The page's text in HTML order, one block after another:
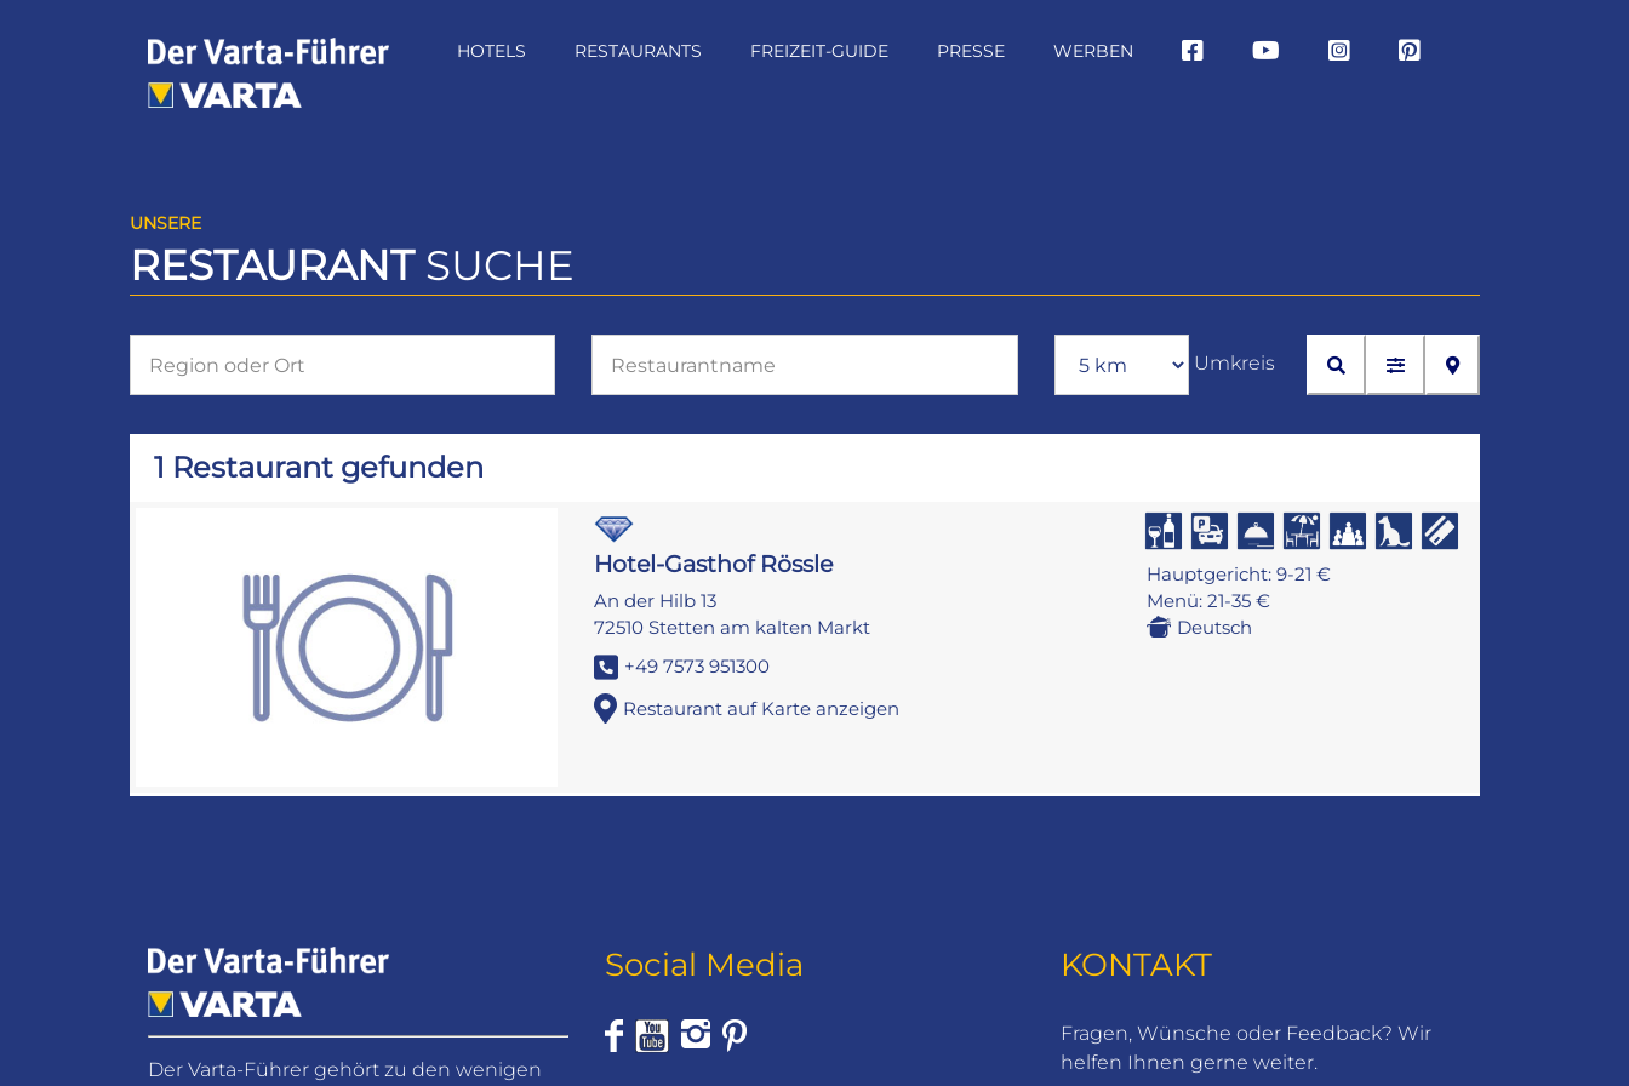
HOTELS RESTAURANTS FREIZEIT-GUIDE PRESSE WERBEN
UNSERE
RESTAURANTSUCHE
Umkreis
1 Restaurant gefunden
Hotel-Gasthof Rössle
An der Hilb 13
72510 Stetten am kalten Markt
+49 7573 951300
Restaurant auf Karte anzeigen
Hauptgericht: 9-21 €
Menü: 21-35 €
Deutsch
Der Varta-Führer gehört zu den wenigen
Social Media KONTAKT
Fragen, Wünsche oder Feedback? Wir
helfen Ihnen gerne weiter.